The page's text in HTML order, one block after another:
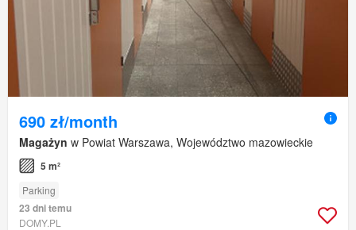
690 zł/month
Magażyn w Powiat Warszawa, Województwo mazowieckie
5 m²
Parking
23 dni temu
DOMY.PL